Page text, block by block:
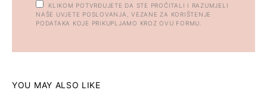
KLIKOM POTVRĐUJETE DA STE PROČITALI I RAZUMJELI
NAŠE UVJETE POSLOVANJA, VEZANE ZA KORIŠTENJE
PODATAKA KOJE PRIKUPLJAMO KROZ OVU FORMU.
YOU MAY ALSO LIKE